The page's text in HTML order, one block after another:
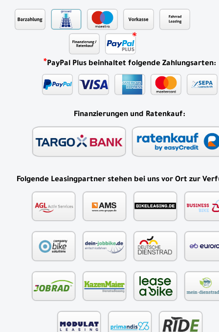
*PayPal Plus beinhaltet folgende Zahlungsarten:
Finanzierungen und Ratenkauf:
Folgende Leasingpartner stehen bei uns vor Ort zur